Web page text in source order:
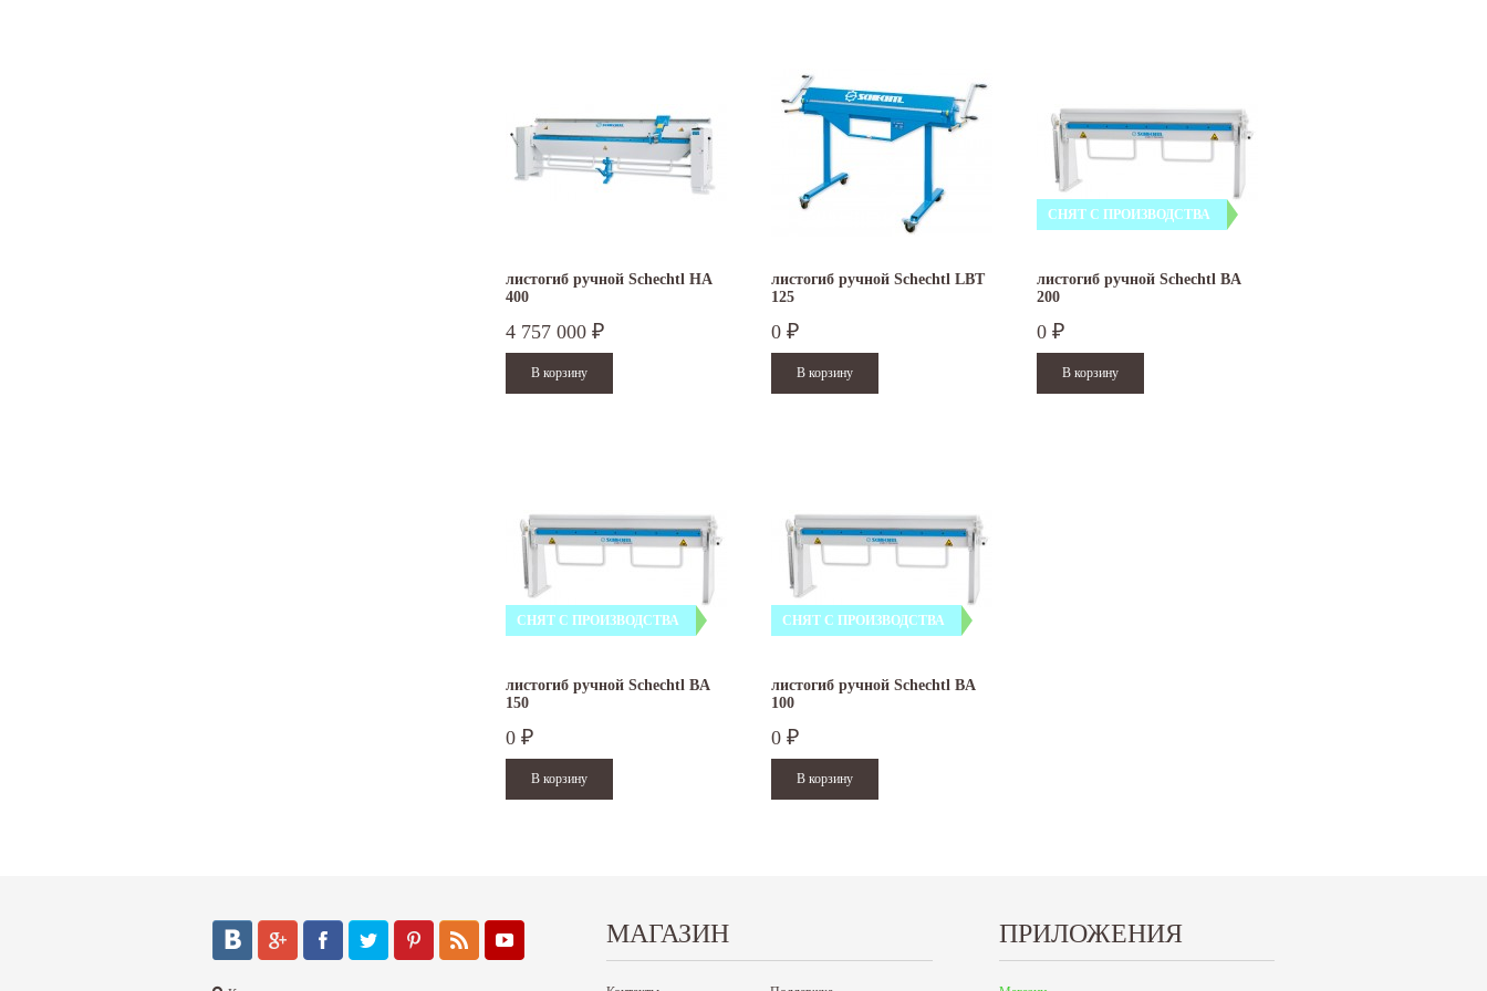
листогиб ручной Schechtl HA
400
4 757 000 ₽
листогиб ручной Schechtl LBT
125
0 ₽
СНЯТ С ПРОИЗВОДСТВА
листогиб ручной Schechtl BA
200
0 ₽
СНЯТ С ПРОИЗВОДСТВА
листогиб ручной Schechtl BA
150
0 ₽
СНЯТ С ПРОИЗВОДСТВА
листогиб ручной Schechtl BA
100
0 ₽
МАГАЗИН ПРИЛОЖЕНИЯ